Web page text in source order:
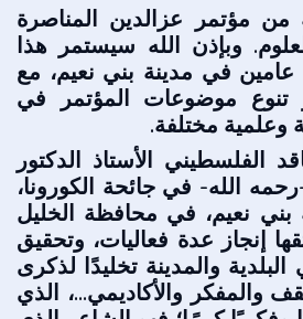
من مؤتمر عزالدين المناصرة
وبإذن الله سيستمر هذا
عامين في مدينة بني نعيم، مع
تنوع موضوعات المؤتمر في
وعلمية مختلفة.
الفلسطيني الأستاذ الدكتور
الله- في جائحة الكورونا،
بني نعيم، في محافظة الخليل
إنجاز عدة فعاليات، وتحقيق
والمدينة تخليدًا لذكرى
والمفكر والأكاديمي...، الذي